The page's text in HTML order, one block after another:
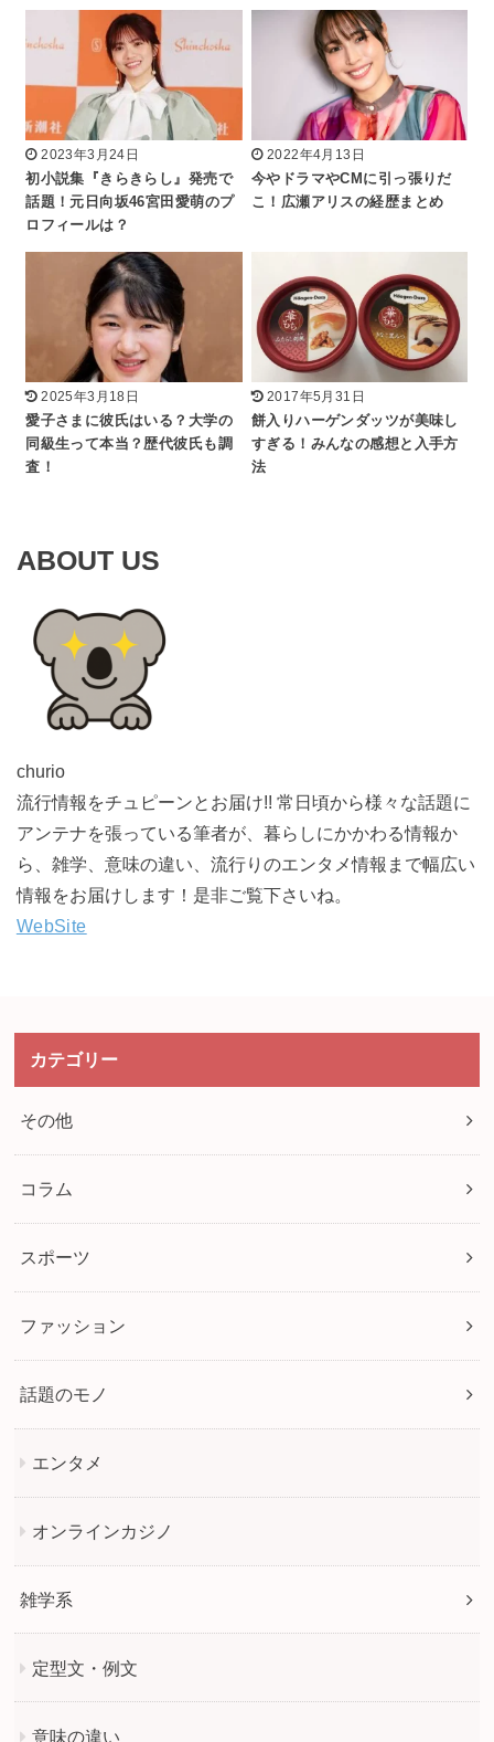
2023年3月24日
初小説集『きらきらし』発売で
話題！元日向坂46宮田愛萌のプ
ロフィールは？
2022年4月13日
今やドラマやCMに引っ張りだ
こ！広瀬アリスの経歴まとめ
2025年3月18日
愛子さまに彼氏はいる？大学の
同級生って本当？歴代彼氏も調
査！
2017年5月31日
餅入りハーゲンダッツが美味し
すぎる！みんなの感想と入手方
法
ABOUT US
churio
流行情報をチュピーンとお届け!! 常日頃から様々な話題に
アンテナを張っている筆者が、暮らしにかかわる情報か
ら、雑学、意味の違い、流行りのエンタメ情報まで幅広い
情報をお届けします！是非ご覧下さいね。
WebSite
カテゴリー
その他
コラム
スポーツ
ファッション
話題のモノ
エンタメ
オンラインカジノ
雑学系
定型文・例文
意味の違い